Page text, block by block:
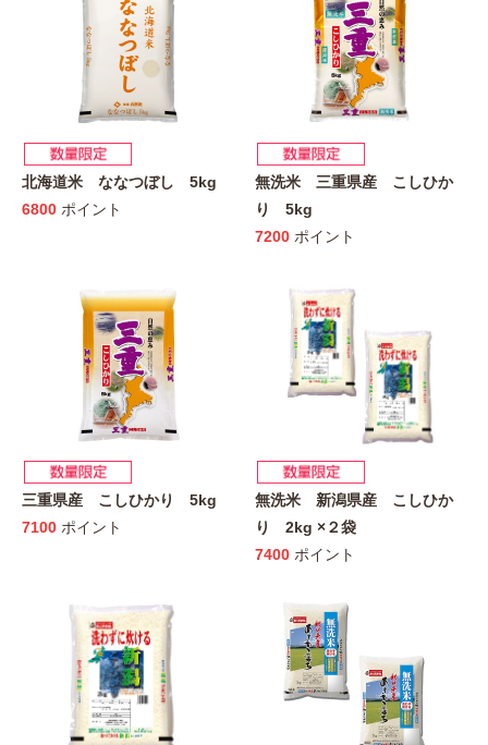
北海道米 ななつぼし 5kg
6800 ポイント
無洗米 三重県産 こしひか
り 5kg
7200 ポイント
三重県産 こしひかり 5kg
7100 ポイント
無洗米 新潟県産 こしひか
り 2kg ×２袋
7400 ポイント